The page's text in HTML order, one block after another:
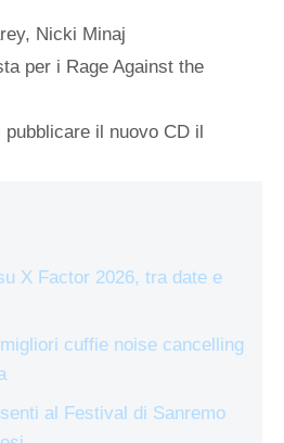
, Nicki Minaj
per i Rage Against the
pubblicare il nuovo CD il
X Factor 2026, tra date e
cuffie noise cancelling
al Festival di Sanremo